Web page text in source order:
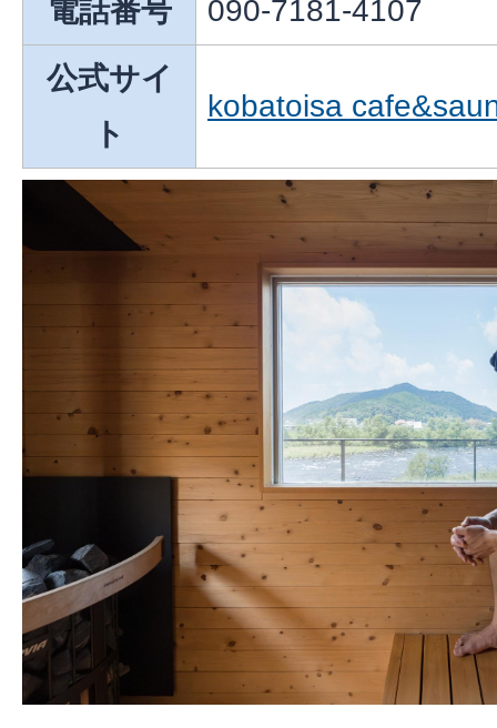
電話番号
090-7181-4107
公式サイ
ト
kobatoisa